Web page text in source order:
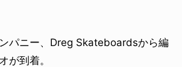
パニー、Dreg Skateboardsから編
が到着。